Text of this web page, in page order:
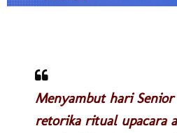
Menyambut hari Senior
retorika ritual upacara